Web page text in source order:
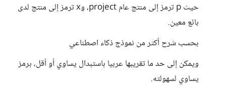
حيث p ترمز إلى منتج عام project، وx ترمز إلى منتج لدى
بائع معين.
بحسب شرح أكثر من نموذج ذكاء اصطناعي
ويمكن إلى حد ما تقريبها عربيا باستبدال يساوي أو أقل، برمز
يساوي لسهولته.